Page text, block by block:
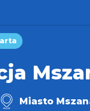
Miasto